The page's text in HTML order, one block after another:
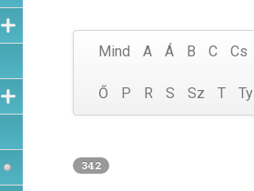
Mind A Á B C Cs
Ő P R S Sz T Ty
342